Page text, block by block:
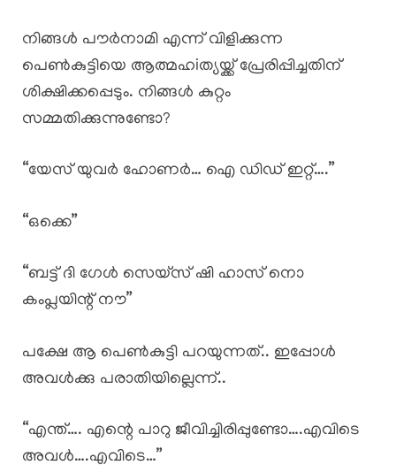
നിങ്ങൾ പൗർനാമി എന്ന് വിളിക്കുന്ന
പെൺകുട്ടിയെ ആത്മഹiത്യയ്ക്ക് പ്രേരിപ്പിച്ചതിന്
ശിക്ഷിക്കപ്പെടും. നിങ്ങൾ കുറ്റം
സമ്മതിക്കുന്നുണ്ടോ?
“യേസ് യുവർ ഹോണർ… ഐ ഡിഡ് ഇറ്റ്….”
“ഒക്കെ”
“ബട്ട്‌ ദി ഗേൾ സെയ്‌സ് ഷി ഹാസ് നൊ
കംപ്ലയിന്റ് നൗ”
പക്ഷേ ആ പെൺകുട്ടി പറയുന്നത്.. ഇപ്പോൾ
അവൾക്കു പരാതിയില്ലെന്ന്..
“എന്ത്…. എന്റെ പാറു ജീവിച്ചിരിപ്പുണ്ടോ….എവിടെ
അവൾ….എവിടെ…”